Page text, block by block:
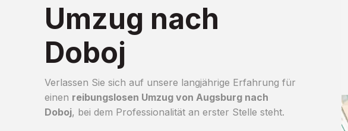
Umzug nach
Doboj
Verlassen Sie sich auf unsere langjährige Erfahrung für
einen reibungslosen Umzug von Augsburg nach
Doboj, bei dem Professionalität an erster Stelle steht.